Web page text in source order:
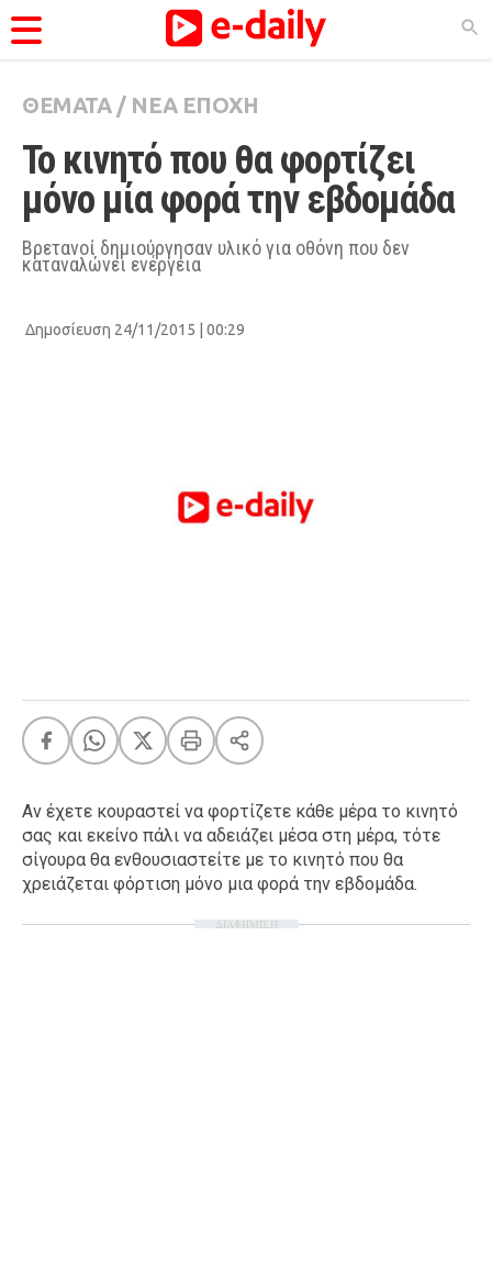
ΚΑΤΗΓΟΡΊΕΣ
Ειδήσεις
Θέματα
Videos
Podcasts
Viral
OMG LOL
Xmas
LIFE
ΘΕΜΑΤΑ/ ΝΕΑ ΕΠΟΧΗ
Το κινητό που θα φορτίζει
μόνο μία φορά την εβδομάδα
Βρετανοί δημιούργησαν υλικό για οθόνη που δεν
καταναλώνει ενέργεια
Δημοσίευση 24/11/2015 | 00:29
Αν έχετε κουραστεί να φορτίζετε κάθε μέρα το κινητό
σας και εκείνο πάλι να αδειάζει μέσα στη μέρα, τότε
σίγουρα θα ενθουσιαστείτε με το κινητό που θα
χρειάζεται φόρτιση μόνο μια φορά την εβδομάδα.
ΔΙΑΦΗΜΙΣΗ